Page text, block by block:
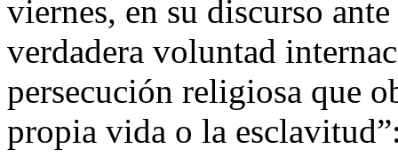
viernes, en su discurso
verdadera voluntad
persecución religiosa que
propia vida o la